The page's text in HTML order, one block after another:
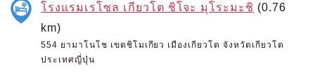
โรงแรมเรโซล เกียวโต ชิโจะ มุโระมะชิ (0.76
km)
554 ยามาโนโช เขตชิโมเกียว เมืองเกียวโต จังหวัดเกียวโต
ประเทศญี่ปุ่น